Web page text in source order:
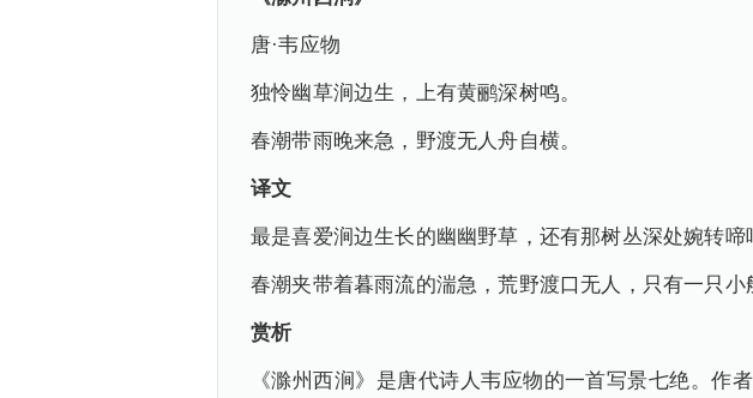
唐·韦应物
独怜幽草涧边生，上有黄鹂深树鸣。
春潮带雨晚来急，野渡无人舟自横。
译文
最是喜爱涧边生长的幽幽野草，还有那树丛深处婉转啼
春潮夹带着暮雨流的湍急，荒野渡口无人，只有一只小
赏析
《滁州西涧》是唐代诗人韦应物的一首写景七绝。